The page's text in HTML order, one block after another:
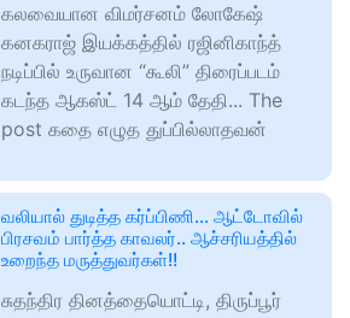
கலவையான விமர்சனம் லோகேஷ்
கனகராஜ் இயக்கத்தில் ரஜினிகாந்த்
நடிப்பில் உருவான “கூலி” திரைப்படம்
கடந்த ஆகஸ்ட் 14 ஆம் தேதி... The
post கதை எழுத துப்பில்லாதவன்
வலியால் துடித்த கர்ப்பிணி… ஆட்டோவில்
பிரசவம் பார்த்த காவலர்.. ஆச்சரியத்தில்
உறைந்த மருத்துவர்கள்!!
சுதந்திர தினத்தையொட்டி, திருப்பூர்